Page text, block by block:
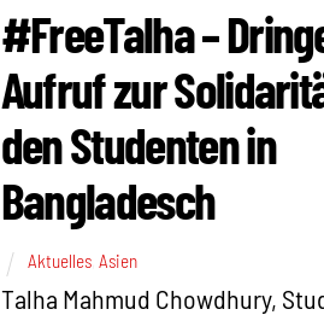
#FreeTalha –
Aufruf zur
den Studenten in
Bangladesch
Aktuelles, Asien
Talha Mahmud Chowdhury,